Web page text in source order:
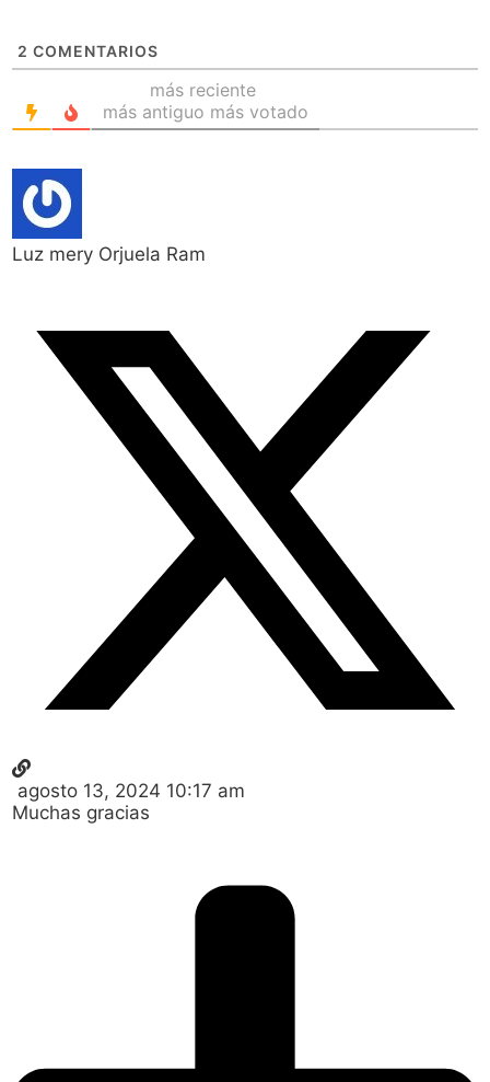
2 COMENTARIOS
más reciente
más antiguo más votado
Luz mery Orjuela Ram
agosto 13, 2024 10:17 am
Muchas gracias